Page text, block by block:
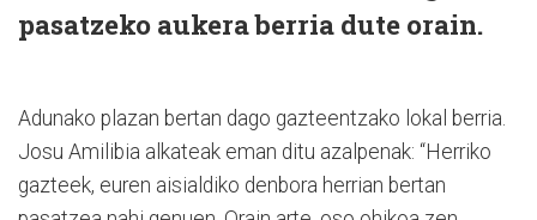
pasatzeko aukera berria dute orain.
Adunako plazan bertan dago gazteentzako lokal berria.
Josu Amilibia alkateak eman ditu azalpenak: “Herriko
gazteek, euren aisialdiko denbora herrian bertan